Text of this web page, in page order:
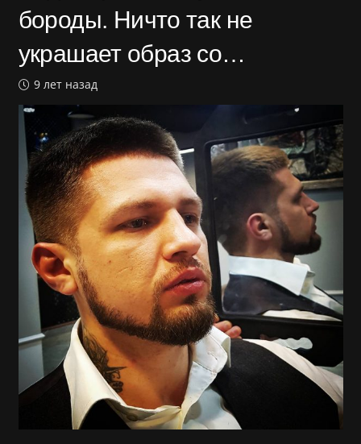
бороды. Ничто так не
украшает образ со…
9 лет назад